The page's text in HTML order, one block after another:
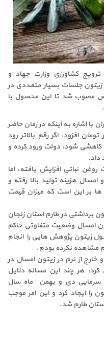
کشاورزی وزارت جهاد و
جلسات بسیار متعددی در
مصوب شد تا این محصول با
.
با اشاره به اینکه در زمان حاضر
کیلوگرم روغن زیتون ۱۵۰ هزار تومان افزود: اگر رقم بالاتر رود
کاهشی شود، دولت ورود کرده و
داد.
نباتی افزایش یافته، اما
هزینه تولید بالا رفته و
ها بر این است که میزان قیمت
برداشتی در طارم استان زنجان
امسال وضعیت متفاوتی حاکم
سال بر روی محصول زیتون پژوهش هایی را انجام
مشاهده نکرده بودم.
خارج از نرم در زیتون امسال در
هر چند این مساله دلایل
سرمایی دی و بهمن ماه سال
را ایجاد کرد و این امر موجب
طارم شد.